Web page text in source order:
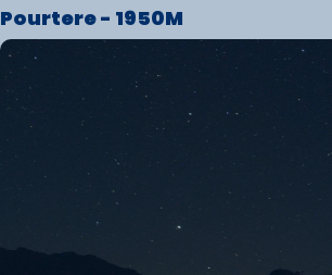
Pourtere - 1950M